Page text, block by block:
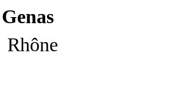
Genas
Rhône